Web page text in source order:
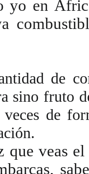
yo en
de
sino fruto
de
que veas